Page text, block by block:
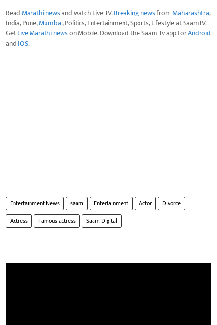
Read Marathi newsand watch Live TV.Breaking newsfrom Maharashtra,
India, Pune,Mumbai, Politics, Entertainment, Sports, Lifestyle at SaamTV.
GetLive Marathi newson Mobile. Download the Saam Tv app forAndroid
and IOS.
Entertainment News saam Entertainment Actor
Divorce
Actress
Famous actress Saam Digital